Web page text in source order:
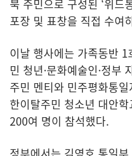
북 주민으로 구성된 ‘위드
포장 및 표창을 직접 수여
이날 행사에는 가족동반
민 청년·문화예술인·정부
주민 멘티와 민주평화통
한이탈주민 청소년 대안
200여 명이 참석했다.